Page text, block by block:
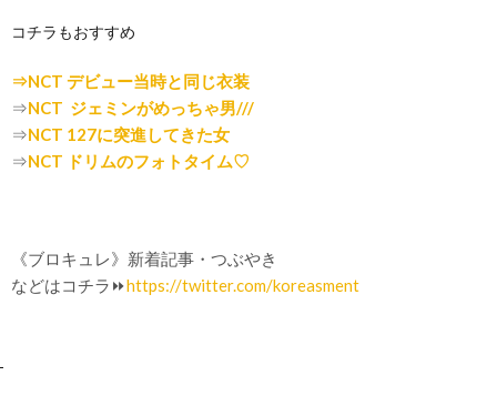
コチラもおすすめ
⇒NCT デビュー当時と同じ衣装
⇒NCT ジェミンがめっちゃ男///
⇒NCT 127に突進してきた女
⇒NCT ドリムのフォトタイム♡
《ブロキュレ》新着記事・つぶやき
などはコチラ⏩https://twitter.com/koreasment